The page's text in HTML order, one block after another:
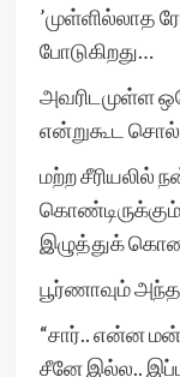
’முள்ளில்லாத
போடுகிறது…
அவரிடமுள்ள
என்றுகூட
மற்ற சீரியலில்
இழுத்துக்
பூர்ணாவும்
“சார்.. என்ன
சீனே இல்ல..